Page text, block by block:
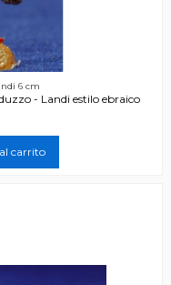
6 cm
- Landi estilo ebraico
carrito